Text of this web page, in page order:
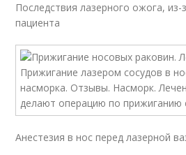
Последствия лазерного ожога, из-
пациента
Анестезия в нос перед лазерной